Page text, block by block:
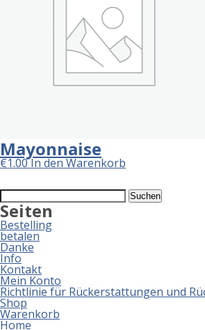
Mayonnaise
€1.00In den Warenkorb
Suchen
nach:
Seiten
Bestelling
betalen
Danke
Info
Kontakt
Mein Konto
Richtlinie für Rückerstattungen und
Shop
Warenkorb
Home